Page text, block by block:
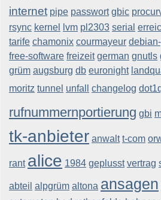
internet pipe passwort gbic
rsync kernel lvm pl2303 serial
tarife chamonix courmayeur
free-software freizeit german gnutls
grüm augsburg db euronight
moritz tunnel unfall changelog
rufnummernportierung gbi
tk-anbieter anwalt t-com
rant alice 1984 geplusst vertrag
abteil alpgrüm altona ansagen